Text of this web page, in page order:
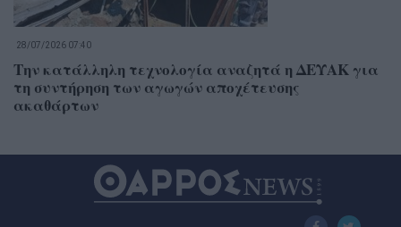
28/07/2026 07:40
Την κατάλληλη τεχνολογία αναζητά η ΔΕΥΑΚ για
τη συντήρηση των αγωγών αποχέτευσης
ακαθάρτων